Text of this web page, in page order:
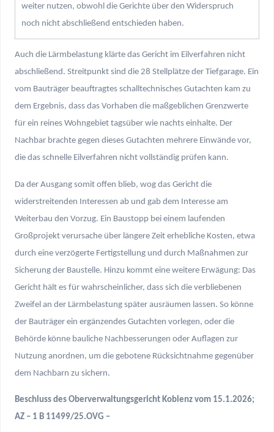
Auch die Lärmbelastung klärte das Gericht im Eilverfahren nicht
abschließend. Streitpunkt sind die 28 Stellplätze der Tiefgarage. Ein
vom Bauträger beauftragtes schalltechnisches Gutachten kam zu
dem Ergebnis, dass das Vorhaben die maßgeblichen Grenzwerte
für ein reines Wohngebiet tagsüber wie nachts einhalte. Der
Nachbar brachte gegen dieses Gutachten mehrere Einwände vor,
die das schnelle Eilverfahren nicht vollständig prüfen kann.
Da der Ausgang somit offen blieb, wog das Gericht die
widerstreitenden Interessen ab und gab dem Interesse am
Weiterbau den Vorzug. Ein Baustopp bei einem laufenden
Großprojekt verursache über längere Zeit erhebliche Kosten, etwa
durch eine verzögerte Fertigstellung und durch Maßnahmen zur
Sicherung der Baustelle. Hinzu kommt eine weitere Erwägung: Das
Gericht hält es für wahrscheinlicher, dass sich die verbliebenen
Zweifel an der Lärmbelastung später ausräumen lassen. So könne
der Bauträger ein ergänzendes Gutachten vorlegen, oder die
Behörde könne bauliche Nachbesserungen oder Auflagen zur
Nutzung anordnen, um die gebotene Rücksichtnahme gegenüber
dem Nachbarn zu sichern.
Beschluss des Oberverwaltungsgericht Koblenz vom 15.1.2026;
AZ – 1 B 11499/25.OVG –